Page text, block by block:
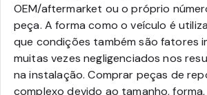
OEM/aftermarket ou o próprio
peça. A forma como o veículo é
que condições também são fatores
muitas vezes negligenciados nos
na instalação. Comprar peças de
complexo devido ao tamanho,